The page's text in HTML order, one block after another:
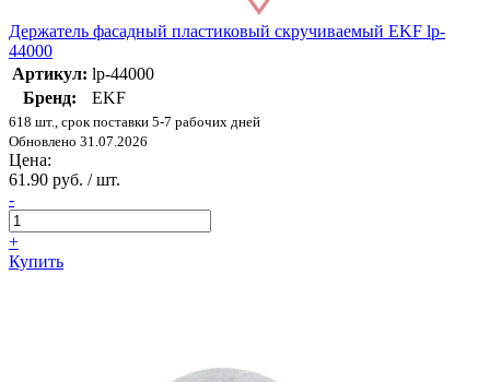
Держатель фасадный пластиковый скручиваемый EKF lp-
44000
Артикул: lp-44000
Бренд:
EKF
618 шт., срок поставки 5-7 рабочих дней
Обновлено 31.07.2026
Цена:
61.90 руб. / шт.
-
+
Купить